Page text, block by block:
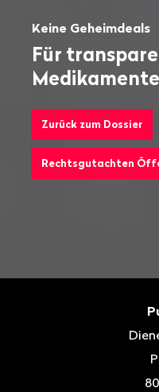
Keine Geheimdeals
Für
Zurück zum Dossier
Rechtsgutachten